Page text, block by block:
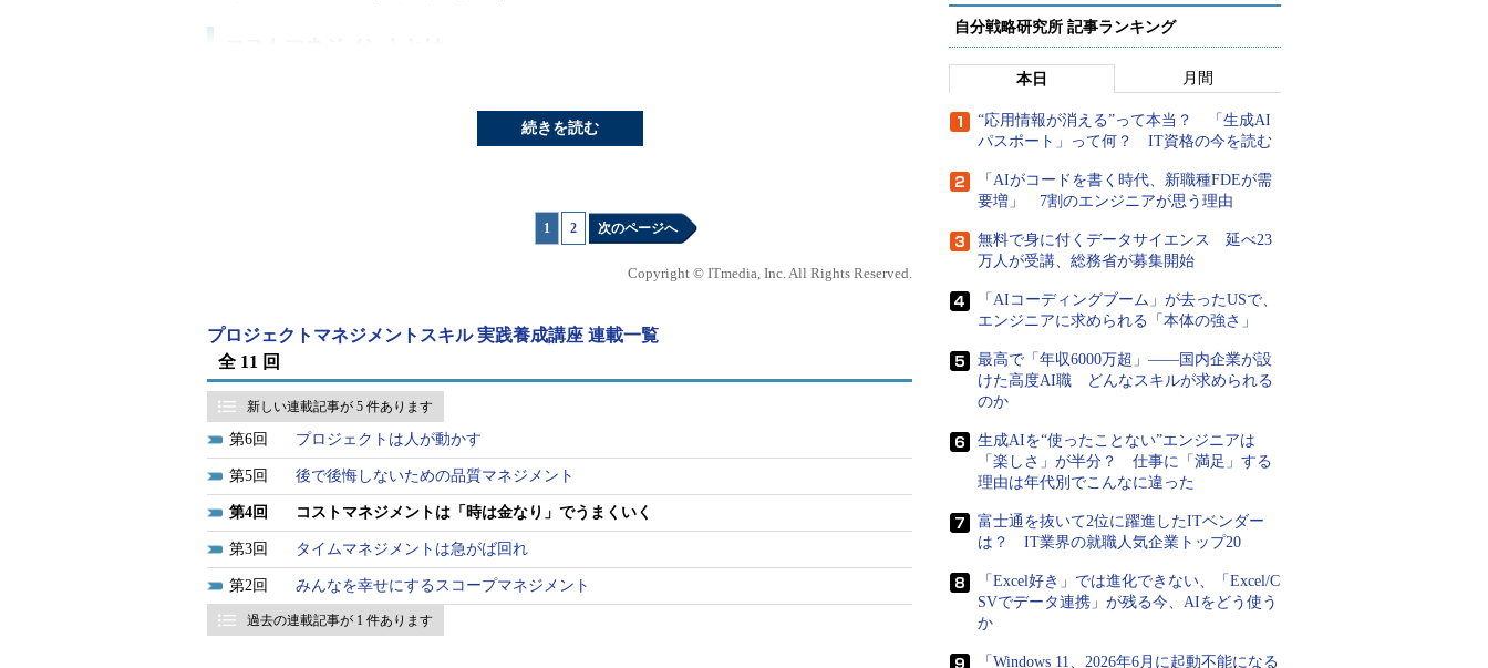
とし、前回までのマネジメント領域と同様、「Plan-Do-See-Action」のサイクルになって
説明
資源計画 必要資源量
を決定する。
コスト積算（見積もり） コスト見積もりなど
ストの合計。
予算設定（時系列配分）
コストベースライン（時系列予算
配分）
コスト管理 改定コスト見積もり
進ちょく度を測定し、コスト見積もりの変更
表1 PMBOKにおけるコストマネジメント
コストマネジメントとは、考え方自体はそれほど難しいものではない。成果物とタス
クから必要な人員や機器などの資源を洗い出し、そこから必要な金額を計画する。そし
てその計画どおりにプロジェクトを完了させるよう働き掛けていくことである。しかし
続きを読む
1 2 次のページへ
Copyright © ITmedia, Inc. All Rights Reserved.
プロジェクトマネジメントスキル 実践養成講座 連載一覧
全 11 回
新しい連載記事が 5 件あります
6 プロジェクトは人が動かす
5 後で後悔しないための品質マネジメント
4 コストマネジメントは「時は金なり」でうまくいく
3 タイムマネジメントは急がば回れ
2 みんなを幸せにするスコープマネジメント
過去の連載記事が 1 件あります
自分戦略研究所 記事ランキング
本日 月間
“応用情報が消える”って本当？ 「生成AI
パスポート」って何？ IT資格の今を読む
「AIがコードを書く時代、新職種FDEが需
要増」 7割のエンジニアが思う理由
無料で身に付くデータサイエンス 延べ23
万人が受講、総務省が募集開始
「AIコーディングブーム」が去ったUSで、
エンジニアに求められる「本体の強さ」
最高で「年収6000万超」――国内企業が設
けた高度AI職 どんなスキルが求められる
のか
生成AIを“使ったことない”エンジニアは
「楽しさ」が半分？ 仕事に「満足」する
理由は年代別でこんなに違った
富士通を抜いて2位に躍進したITベンダー
は？ IT業界の就職人気企業トップ20
「Excel好き」では進化できない、「Excel/C
SVでデータ連携」が残る今、AIをどう使う
か
「Windows 11、2026年6月に起動不能になる